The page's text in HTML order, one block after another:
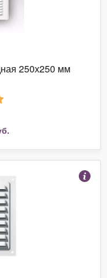
250х250 мм